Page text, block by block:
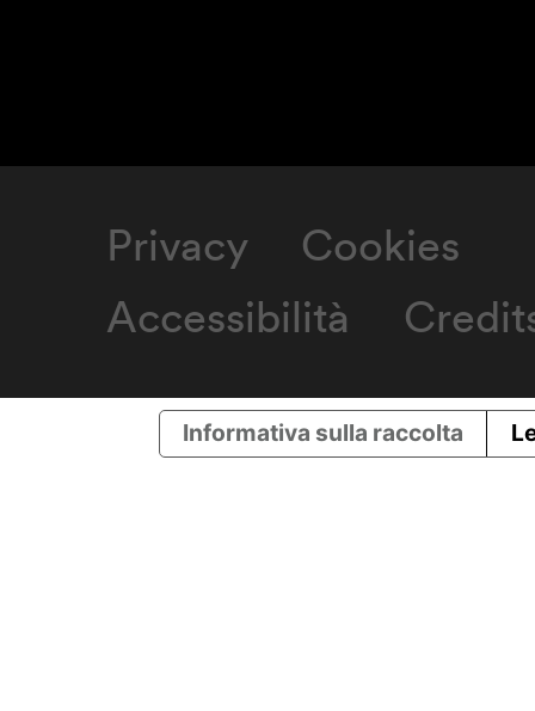
Privacy
Cookies
Accessibilità
Informativa sulla raccolta